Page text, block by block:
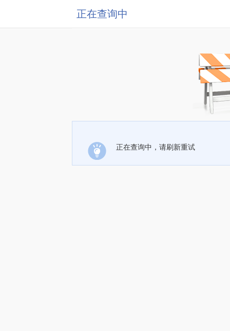
正在查询中
正在查询中，请刷新重试